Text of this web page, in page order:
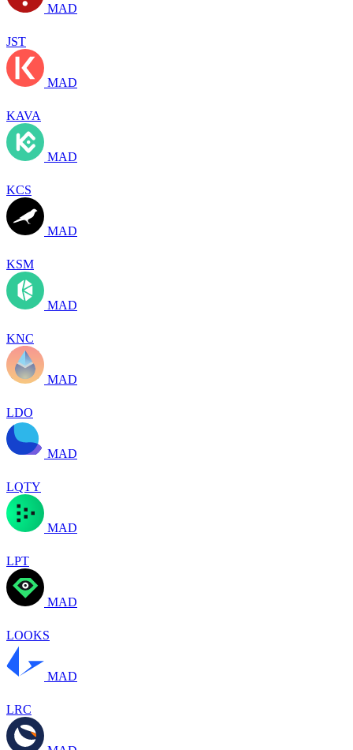
MAD
JST
MAD
KAVA
MAD
KCS
MAD
KSM
MAD
KNC
MAD
LDO
MAD
LQTY
MAD
LPT
MAD
LOOKS
MAD
LRC